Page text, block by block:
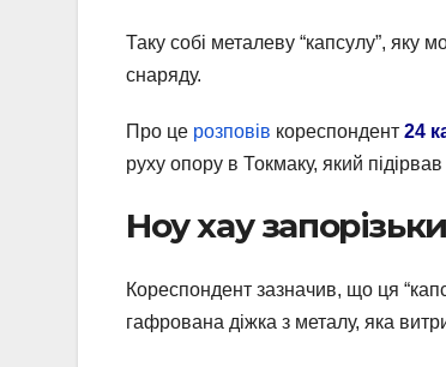
Таку собі металеву “капсулу”, яку
снаряду.
Про це розповів кореспондент 24
руху опору в Токмаку, який
Ноу хау
Кореспондент зазначив, що ця
гафрована діжка з металу, яка